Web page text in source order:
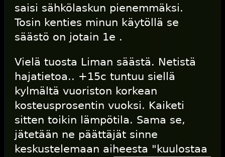
saisi sähkölaskun pienemmäksi.
Tosin kenties minun käytöllä se
säästö on jotain 1e .
Vielä tuosta Liman säästä. Netistä
hajatietoa.. +15c tuntuu siellä
kylmältä vuoriston korkean
kosteusprosentin vuoksi. Kaiketi
sitten toikin lämpötila. Sama se,
jätetään ne päättäjät sinne
keskustelemaan aiheesta "kuulostaa